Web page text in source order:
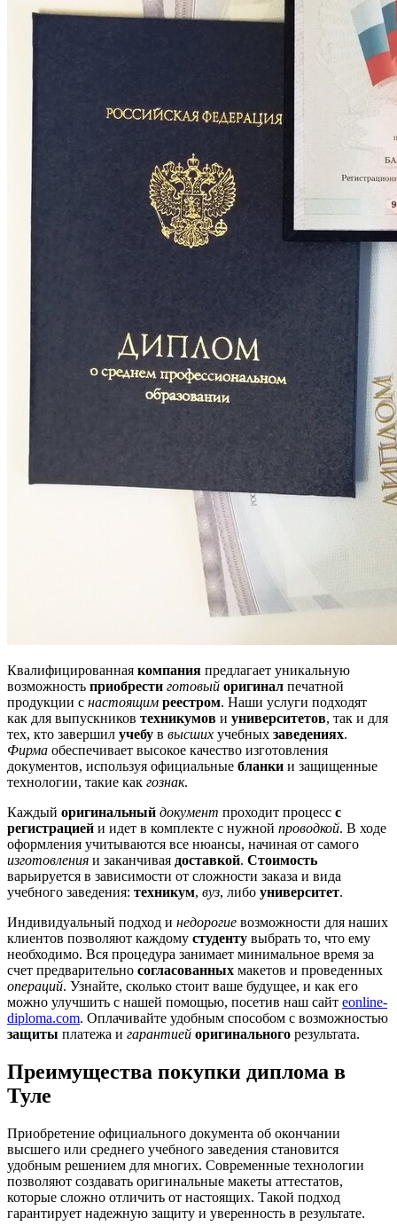
Квалифицированная компания предлагает уникальную
возможность приобрести готовый оригинал печатной
продукции с настоящим реестром. Наши услуги подходят
как для выпускников техникумов и университетов, так и для
тех, кто завершил учебу в высших учебных заведениях.
Фирма обеспечивает высокое качество изготовления
документов, используя официальные бланки и защищенные
технологии, такие как гознак.
Каждый оригинальный документ проходит процесс с
регистрацией и идет в комплекте с нужной проводкой. В ходе
оформления учитываются все нюансы, начиная от самого
изготовления и заканчивая доставкой. Стоимость
варьируется в зависимости от сложности заказа и вида
учебного заведения: техникум, вуз, либо университет.
Индивидуальный подход и недорогие возможности для наших
клиентов позволяют каждому студенту выбрать то, что ему
необходимо. Вся процедура занимает минимальное время за
счет предварительно согласованных макетов и проведенных
операций. Узнайте, сколько стоит ваше будущее, и как его
можно улучшить с нашей помощью, посетив наш сайт eonline-
diploma.com. Оплачивайте удобным способом с возможностью
защиты платежа и гарантией оригинального результата.
Преимущества покупки диплома в
Туле
Приобретение официального документа об окончании
высшего или среднего учебного заведения становится
удобным решением для многих. Современные технологии
позволяют создавать оригинальные макеты аттестатов,
которые сложно отличить от настоящих. Такой подход
гарантирует надежную защиту и уверенность в результате.